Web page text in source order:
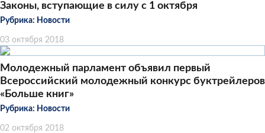
Законы, вступающие в силу с 1 октября
Рубрика: Новости
03 октября 2018
Молодежный парламент объявил первый
Всероссийский молодежный конкурс буктрейлеров
«Больше книг»
Рубрика: Новости
02 октября 2018